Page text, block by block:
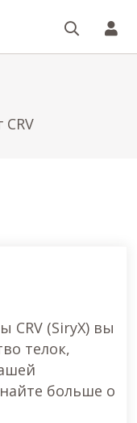
(SiryX) вы
телок,
больше о